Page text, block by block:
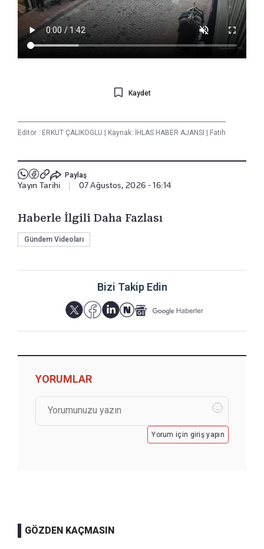
Kaydet
Editör : ERKUT ÇALIKOGLU Kaynak: İHLAS HABER AJANSI Fatih
Paylaş
Yayın Tarihi 07 Ağustos, 2026 - 16:14
Haberle İlgili Daha Fazlası
Gündem Videoları
Bizi Takip Edin
YORUMLAR
Yorum için giriş yapın
GÖZDEN KAÇMASIN